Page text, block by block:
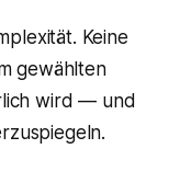
Keine
gewählten
wird — und